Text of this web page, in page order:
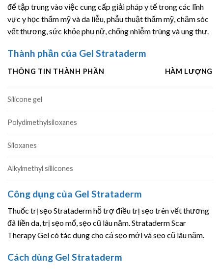
để tập trung vào việc cung cấp giải pháp y tế trong các lĩnh
vực y học thẩm mỹ và da liễu, phẫu thuật thẩm mỹ, chăm sóc
vết thương, sức khỏe phụ nữ, chống nhiễm trùng và ung thư.
Thành phần của Gel Strataderm
THÔNG TIN THÀNH PHẦN HÀM LƯỢNG
Silicone gel
Polydimethylsiloxanes
Siloxanes
Alkylmethyl sillicones
Công dụng của Gel Strataderm
Thuốc trị sẹo Strataderm hỗ trợ điều trị sẹo trên vết thương
đã liền da, trị sẹo mổ, sẹo cũ lâu năm. Strataderm Scar
Therapy Gel có tác dụng cho cả sẹo mới và sẹo cũ lâu năm.
Cách dùng Gel Strataderm